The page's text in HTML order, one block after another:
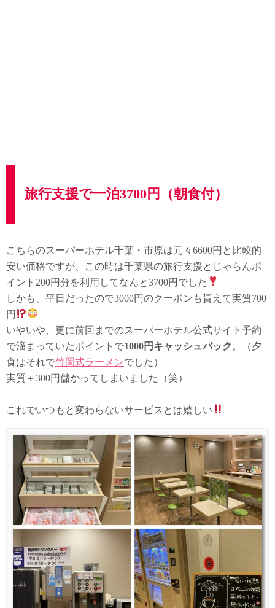
旅行支援で一泊3700円（朝食付）
こちらのスーパーホテル千葉・市原は元々6600円と比較的
安い価格ですが、この時は千葉県の旅行支援とじゃらんポ
イント200円分を利用してなんと3700円でした
しかも、平日だったので3000円のクーポンも貰えて実質700
円
いやいや、更に前回までのスーパーホテル公式サイト予約
で溜まっていたポイントで1000円キャッシュバック 。（夕
食はそれで竹岡式ラーメンでした）
実質＋300円儲かってしまいました（笑）
これでいつもと変わらないサービスとは嬉しい